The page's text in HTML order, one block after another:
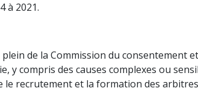
à 2021.
de la Commission du consentement
y compris des causes complexes ou
recrutement et la formation des